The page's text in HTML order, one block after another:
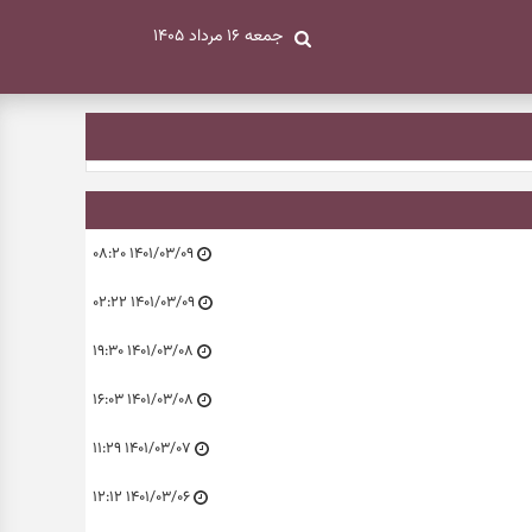
جمعه ۱۶ مرداد ۱۴۰۵
۱۴۰۱/۰۳/۰۹ ۰۸:۲۰
۱۴۰۱/۰۳/۰۹ ۰۲:۲۲
۱۴۰۱/۰۳/۰۸ ۱۹:۳۰
۱۴۰۱/۰۳/۰۸ ۱۶:۰۳
۱۴۰۱/۰۳/۰۷ ۱۱:۲۹
۱۴۰۱/۰۳/۰۶ ۱۲:۱۲